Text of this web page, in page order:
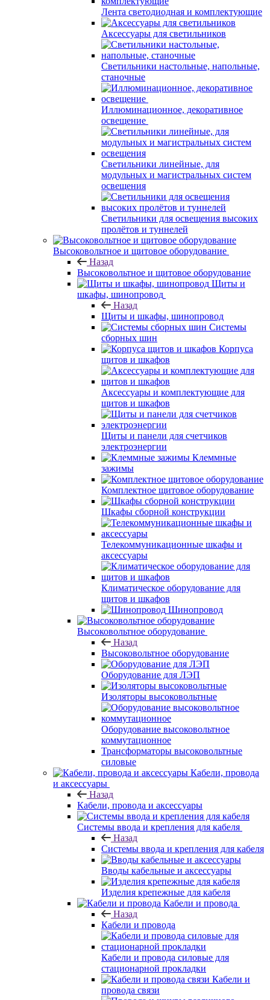
Лента светодиодная и комплектующие
Аксессуары для светильников
Светильники настольные, напольные,
станочные
Иллюминационное, декоративное
освещение
Светильники линейные, для
модульных и магистральных систем
освещения
Светильники для освещения высоких
пролётов и туннелей
Высоковольтное и щитовое оборудование
Назад
Высоковольтное и щитовое оборудование
Щиты и
шкафы, шинопровод
Назад
Щиты и шкафы, шинопровод
Системы
сборных шин
Корпуса
щитов и шкафов
Аксессуары и комплектующие для
щитов и шкафов
Щиты и панели для счетчиков
электроэнергии
Клеммные
зажимы
Комплектное щитовое оборудование
Шкафы сборной конструкции
Телекоммуникационные шкафы и
аксессуары
Климатическое оборудование для
щитов и шкафов
Шинопровод
Высоковольтное оборудование
Назад
Высоковольтное оборудование
Оборудование для ЛЭП
Изоляторы высоковольтные
Оборудование высоковольтное
коммутационное
Трансформаторы высоковольтные
силовые
Кабели, провода
и аксессуары
Назад
Кабели, провода и аксессуары
Системы ввода и крепления для кабеля
Назад
Системы ввода и крепления для кабеля
Вводы кабельные и аксессуары
Изделия крепежные для кабеля
Кабели и провода
Назад
Кабели и провода
Кабели и провода силовые для
стационарной прокладки
Кабели и
провода связи